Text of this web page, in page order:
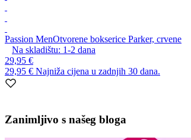
Passion MenOtvorene bokserice Parker, crvene
Na skladištu: 1-2 dana
29,95 €
29,95 € Najniža cijena u zadnjih 30 dana.
1
Zanimljivo s našeg bloga